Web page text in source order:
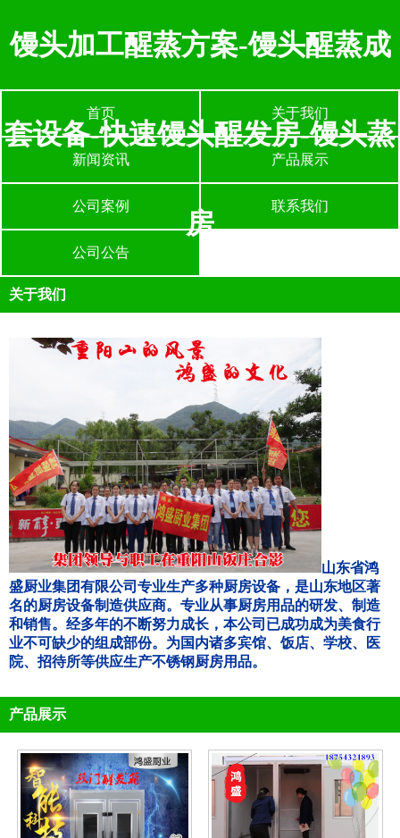
馒头加工醒蒸方案-馒头醒蒸成
套设备-快速馒头醒发房-馒头蒸
房
首页 关于我们
新闻资讯 产品展示
公司案例 联系我们
公司公告
关于我们
山东省鸿
盛厨业集团有限公司专业生产多种厨房设备，是山东地区著
名的厨房设备制造供应商。专业从事厨房用品的研发、制造
和销售。经多年的不断努力成长，本公司已成功成为美食行
业不可缺少的组成部份。为国内诸多宾馆、饭店、学校、医
院、招待所等供应生产不锈钢厨房用品。
产品展示